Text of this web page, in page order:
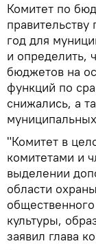
Комитет по
год для
и определить,
бюджетов на
функций по
снижались, а
"Комитет в
комитетами и
выделении
области
культуры,
заявил глава